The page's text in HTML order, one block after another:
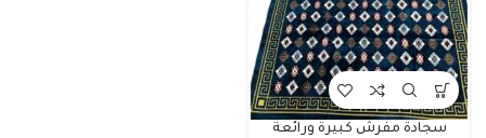
سجادة مفرش كبيرة ورائعة